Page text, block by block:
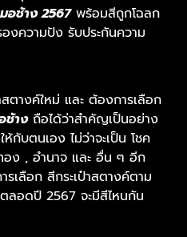
อช้าง 2567พร้อมสีถูกโฉลก
งความปัง รับประกันความ
สตางค์ใหม่ และ ต้องการเลือก
ช้าง ถือได้ว่าสำคัญเป็นอย่าง
ห้กับตนเอง ไม่ว่าจะเป็น โชค
อง , อำนาจ และ อื่น ๆ อีก
รเลือก สีกระเป๋าสตางค์ตาม
ลอดปี 2567 จะมีสีไหนกัน